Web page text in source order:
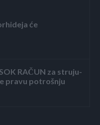
će
RAČUN za struju-
pravu potrošnju